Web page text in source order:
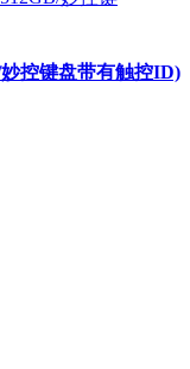
控键盘带有触控ID)